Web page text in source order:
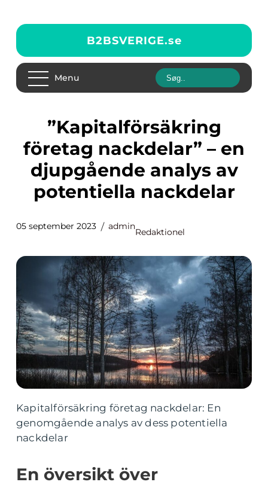
B2BSVERIGE.se
Menu
”Kapitalförsäkring
företag nackdelar” – en
djupgående analys av
potentiella nackdelar
05 september 2023 admin
Redaktionel
Kapitalförsäkring företag nackdelar: En
genomgående analys av dess potentiella
nackdelar
En översikt över